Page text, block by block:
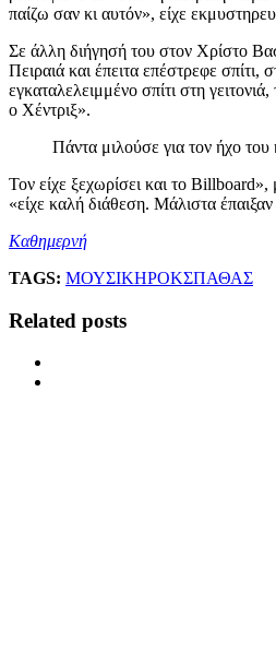
παίζω σαν κι αυτόν», είχε
Σε άλλη διήγησή του στον Χρίστο
Πειραιά και έπειτα επέστρεφε
εγκαταλελειμμένο σπίτι στη
ο Χέντριξ».
Πάντα μιλούσε για τον ήχο
Τον είχε ξεχωρίσει και το
«είχε καλή διάθεση. Μάλιστα
Καθημερνή
TAGS: ΜΟΥΣΙΚΗΡΟΚΣΠΑΘΑΣ
Related posts